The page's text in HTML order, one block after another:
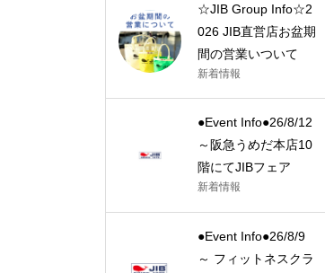
☆JIB Group Info☆2
026 JIB直営店お盆期
間の営業いついて
新着情報
●Event Info●26/8/12
～阪急うめだ本店10
階にてJIBフェア
新着情報
●Event Info●26/8/9
～ フィットネスクラ